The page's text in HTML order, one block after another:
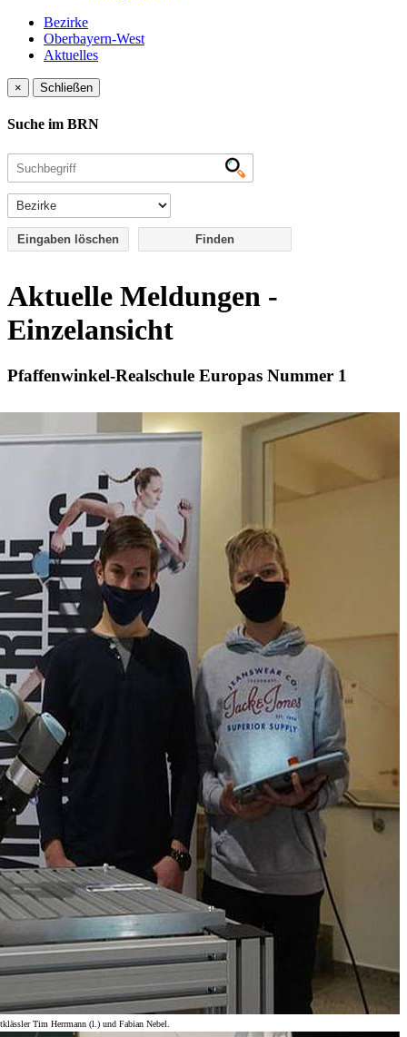
Bezirke
Oberbayern-West
Aktuelles
× Schließen
Suche im BRN
Eingaben löschen
Aktuelle Meldungen -
Einzelansicht
Pfaffenwinkel-Realschule Europas Nummer 1
Tim Herrmann (l.) und Fabian Nebel.